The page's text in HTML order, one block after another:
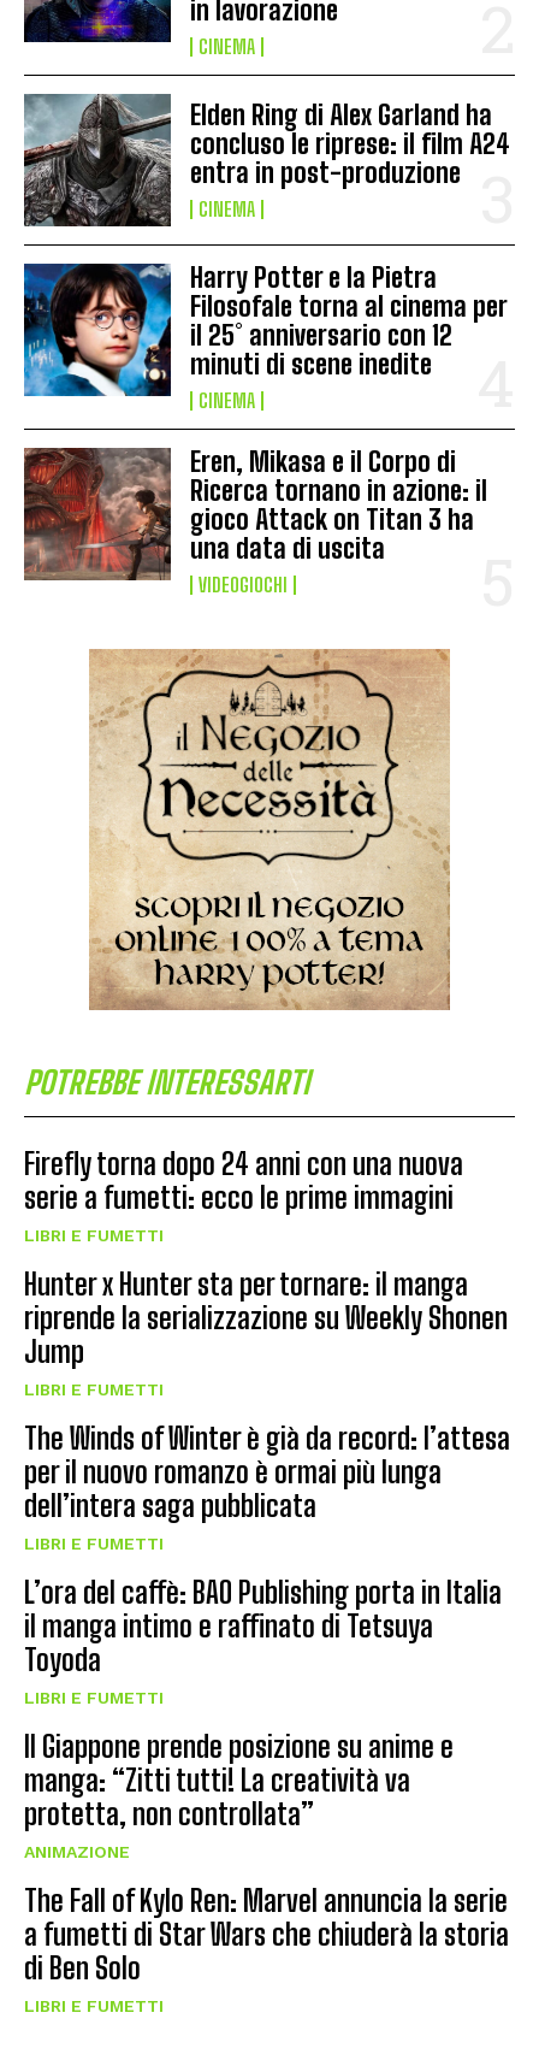
in lavorazione
CINEMA
Elden Ring di Alex Garland ha
concluso le riprese: il film A24
entra in post-produzione
CINEMA
Harry Potter e la Pietra
Filosofale torna al cinema per
il 25° anniversario con 12
minuti di scene inedite
CINEMA
Eren, Mikasa e il Corpo di
Ricerca tornano in azione: il
gioco Attack on Titan 3 ha
una data di uscita
VIDEOGIOCHI
POTREBBE INTERESSARTI
Firefly torna dopo 24 anni con una nuova
serie a fumetti: ecco le prime immagini
LIBRI E FUMETTI
Hunter x Hunter sta per tornare: il manga
riprende la serializzazione su Weekly Shonen
Jump
LIBRI E FUMETTI
The Winds of Winter è già da record: l’attesa
per il nuovo romanzo è ormai più lunga
dell’intera saga pubblicata
LIBRI E FUMETTI
L’ora del caffè: BAO Publishing porta in Italia
il manga intimo e raffinato di Tetsuya
Toyoda
LIBRI E FUMETTI
Il Giappone prende posizione su anime e
manga: “Zitti tutti! La creatività va
protetta, non controllata”
ANIMAZIONE
The Fall of Kylo Ren: Marvel annuncia la serie
a fumetti di Star Wars che chiuderà la storia
di Ben Solo
LIBRI E FUMETTI